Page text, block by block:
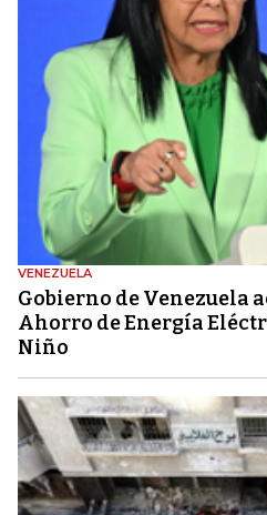
VENEZUELA
Gobierno de Venezuela
Ahorro de Energía
Niño